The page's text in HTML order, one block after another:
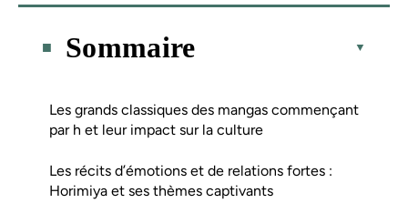
Sommaire
Les grands classiques des mangas commençant
par h et leur impact sur la culture
Les récits d’émotions et de relations fortes :
Horimiya et ses thèmes captivants